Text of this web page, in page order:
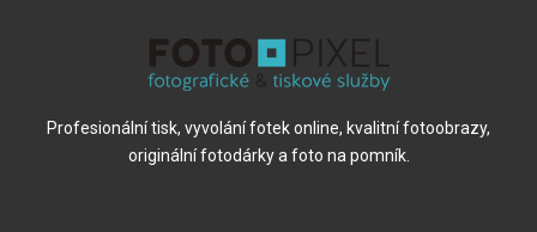
Profesionální tisk, vyvolání fotek online, kvalitní fotoobrazy,
originální fotodárky a foto na pomník.